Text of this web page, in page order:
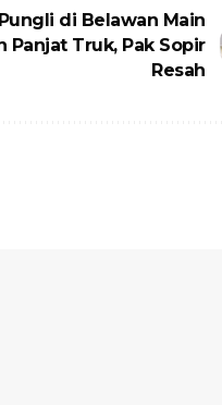
di Belawan Main
Panjat Truk, Pak Sopir
Resah